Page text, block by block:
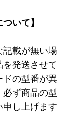
いて】
載が無い
発送させ
の型番が
必ず商品の
し上げます